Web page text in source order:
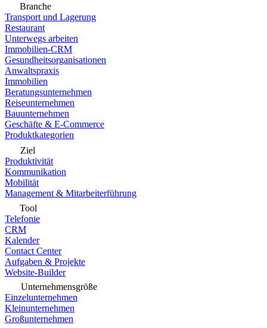
Branche
Transport und Lagerung
Restaurant
Unterwegs arbeiten
Immobilien-CRM
Gesundheitsorganisationen
Anwaltspraxis
Immobilien
Beratungsunternehmen
Reiseunternehmen
Bauunternehmen
Geschäfte & E-Commerce
Produktkategorien
Ziel
Produktivität
Kommunikation
Mobilität
Management & Mitarbeiterführung
Tool
Telefonie
CRM
Kalender
Contact Center
Aufgaben & Projekte
Website-Builder
Unternehmensgröße
Einzelunternehmen
Kleinunternehmen
Großunternehmen